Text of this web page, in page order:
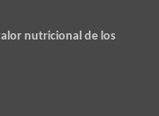
nutricional de los